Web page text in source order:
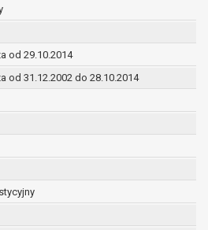
od 29.10.2014
od 31.12.2002 do 28.10.2014
odbiorców danych osobowych.
być:
przetwarzają dane osobowe w
na podstawie zawartej z nim umowy
przetwarzania danych osobowych;
do odbioru danych
przepisów prawa.
będą przetwarzane przez okres
celu dla jakiego zostały zebrane
określonymi przez przepisy
dane osobowe przetwarzane są na
dane dotyczą przetwarzanie odbywa